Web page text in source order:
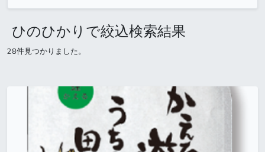
ひのひかりで絞込検索結果
28件見つかりました。